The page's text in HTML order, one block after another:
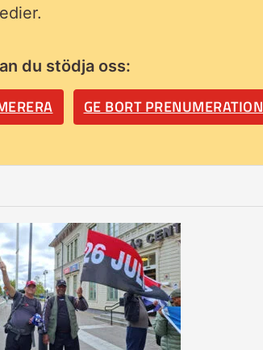
du stödja oss:
GE BORT PRENUMERATION